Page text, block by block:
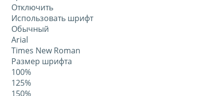
Отключить
Использовать шрифт
Обычный
Arial
Times New Roman
Размер шрифта
100%
125%
150%